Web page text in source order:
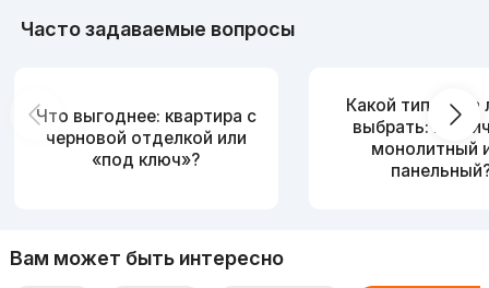
Часто задаваемые вопросы
Что выгоднее: квартира с
черновой отделкой или
«под ключ»?
Какой тип дома
выбрать:
монолитный
Вам может быть интересно